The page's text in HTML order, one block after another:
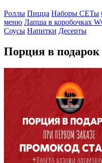
Роллы Пицца Наборы СЕТы
меню Лапша в коробочках
Соусы Напитки Десерты
Порция в подарок